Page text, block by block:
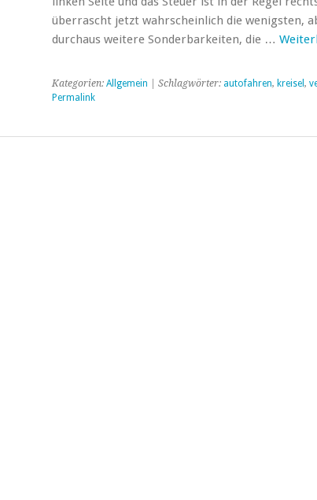
überrascht jetzt wahrscheinlich die wenigsten,
durchaus weitere Sonderbarkeiten, die …
Kategorien: Allgemein | Schlagwörter: autofahren, kreisel ,
Permalink